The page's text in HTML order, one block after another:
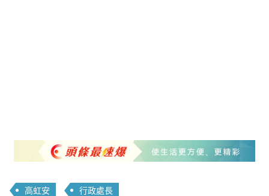
高虹安 行政處長